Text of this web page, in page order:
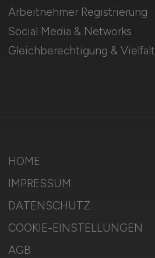
Arbeitnehmer Registrierung
Social Media & Networks
Gleichberechtigung & Vielfalt
HOME
IMPRESSUM
DATENSCHUTZ
COOKIE-EINSTELLUNGEN
AGB